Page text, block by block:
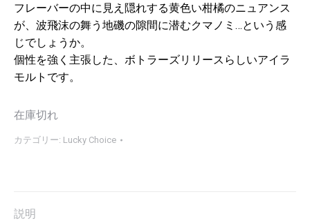
フレーバーの中に見え隠れする黄色い柑橘のニュアンス
が、波飛沫の舞う地磯の隙間に潜むクマノミ…という感
じでしょうか。
個性を強く主張した、ボトラーズリリースらしいアイラ
モルトです。
在庫切れ
カテゴリー: Lucky Choice
説明